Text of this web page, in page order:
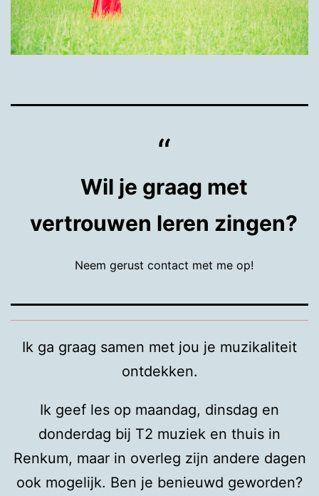
Wil je graag met
vertrouwen leren zingen?
Neem gerust contact met me op!
Ik ga graag samen met jou je muzikaliteit
ontdekken.
Ik geef les op maandag, dinsdag en
donderdag bij T2 muziek en thuis in
Renkum, maar in overleg zijn andere dagen
ook mogelijk. Ben je benieuwd geworden?